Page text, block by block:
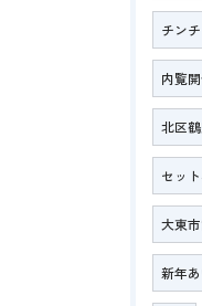
チン
内覧
北区
セッ
大東
新年